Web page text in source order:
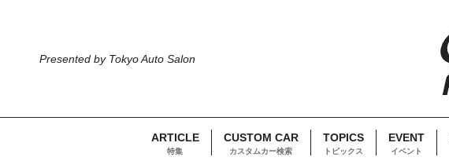
Presented by Tokyo Auto Salon
ARTICLE
特集
CUSTOM CAR
カスタムカー検索
TOPICS
トピックス
EVENT
イベント